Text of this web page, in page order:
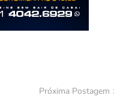
Próxima Postagem